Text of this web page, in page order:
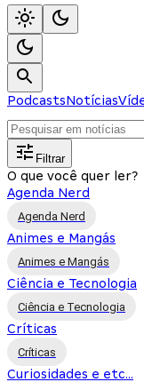
PodcastsNotícias
Filtrar
O que você quer ler?
Agenda Nerd
Agenda Nerd
Animes e Mangás
Animes e Mangás
Ciência e Tecnologia
Ciência e Tecnologia
Críticas
Críticas
Curiosidades e etc...